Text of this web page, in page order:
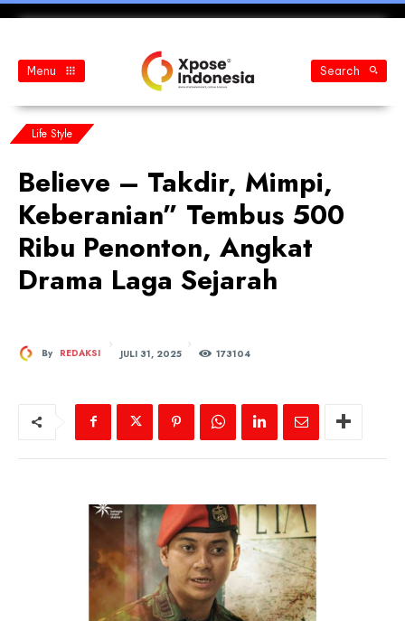
Menu Search
Life Style
Believe – Takdir, Mimpi,
Keberanian” Tembus 500
Ribu Penonton, Angkat
Drama Laga Sejarah
By REDAKSI JULI 31, 2025 173104